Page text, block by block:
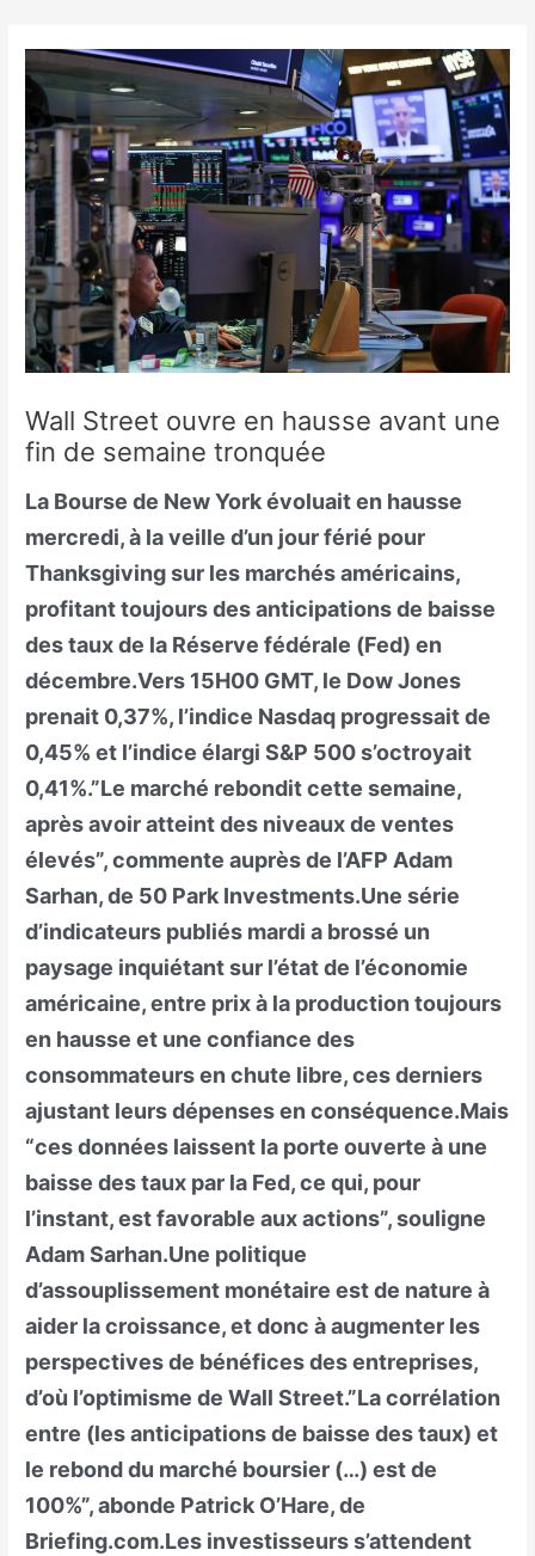
content
Wall Street ouvre en hausse avant une
fin de semaine tronquée
La Bourse de New York évoluait en hausse
mercredi, à la veille d’un jour férié pour
Thanksgiving sur les marchés américains,
profitant toujours des anticipations de baisse
des taux de la Réserve fédérale (Fed) en
décembre.Vers 15H00 GMT, le Dow Jones
prenait 0,37%, l’indice Nasdaq progressait de
0,45% et l’indice élargi S&P 500 s’octroyait
0,41%.”Le marché rebondit cette semaine,
après avoir atteint des niveaux de ventes
élevés”, commente auprès de l’AFP Adam
Sarhan, de 50 Park Investments.Une série
d’indicateurs publiés mardi a brossé un
paysage inquiétant sur l’état de l’économie
américaine, entre prix à la production toujours
en hausse et une confiance des
consommateurs en chute libre, ces derniers
ajustant leurs dépenses en conséquence.Mais
“ces données laissent la porte ouverte à une
baisse des taux par la Fed, ce qui, pour
l’instant, est favorable aux actions”, souligne
Adam Sarhan.Une politique
d’assouplissement monétaire est de nature à
aider la croissance, et donc à augmenter les
perspectives de bénéfices des entreprises,
d’où l’optimisme de Wall Street.”La corrélation
entre (les anticipations de baisse des taux) et
le rebond du marché boursier (…) est de
100%”, abonde Patrick O’Hare, de
Briefing.com.Les investisseurs s’attendent